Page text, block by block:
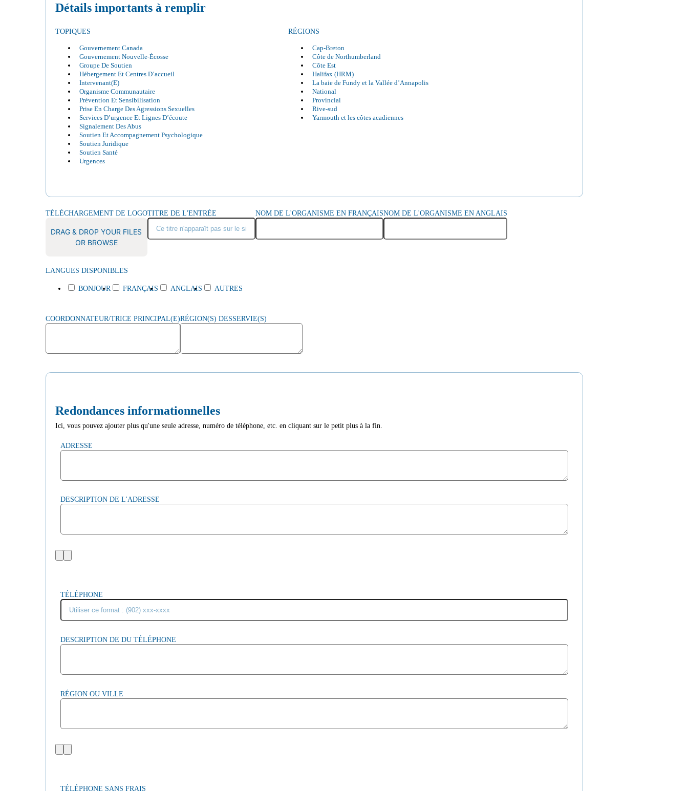
Détails importants à remplir
TOPIQUES
Gouvernement Canada
Gouvernement Nouvelle-Écosse
Groupe De Soutien
Hébergement Et Centres D’accueil
Intervenant(e)
Organisme Communautaire
Prévention Et Sensibilisation
Prise En Charge Des Agressions Sexuelles
Services D’urgence Et Lignes D’écoute
Signalement Des Abus
Soutien Et Accompagnement Psychologique
Soutien Juridique
Soutien Santé
Urgences
RÉGIONS
Cap-Breton
Côte de Northumberland
Côte Est
Halifax (HRM)
La baie de Fundy et la Vallée d’Annapolis
National
Provincial
Rive-sud
Yarmouth et les côtes acadiennes
TÉLÉCHARGEMENT DE LOGO
DRAG & DROP YOUR FILES
OR BROWSE
TITRE DE L'ENTRÉE NOM DE L'ORGANISME EN FRANÇAISNOM DE L'ORGANISME EN ANGLAIS
LANGUES DISPONIBLES
BONJOUR FRANÇAIS ANGLAIS AUTRES
COORDONNATEUR/TRICE PRINCIPAL(E)RÉGION(S) DESSERVIE(S)
Redondances informationnelles
Ici, vous pouvez ajouter plus qu'une seule adresse, numéro de téléphone, etc. en cliquant sur le petit plus à la fin.
ADRESSE
DESCRIPTION DE L'ADRESSE
TÉLÉPHONE
DESCRIPTION DE DU TÉLÉPHONE
RÉGION OU VILLE
TÉLÉPHONE SANS FRAIS